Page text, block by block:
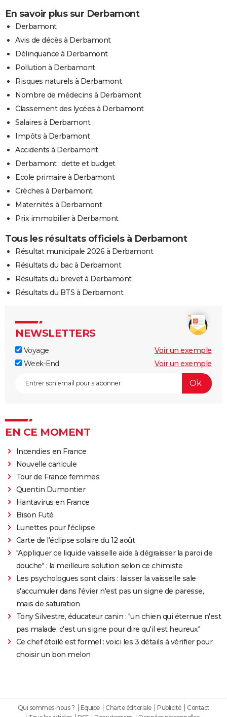
En savoir plus sur Derbamont
Derbamont
Avis de décès à Derbamont
Délinquance à Derbamont
Pollution à Derbamont
Risques naturels à Derbamont
Nombre de médecins à Derbamont
Classement des lycées à Derbamont
Salaires à Derbamont
Impôts à Derbamont
Accidents à Derbamont
Derbamont : dette et budget
Ecole primaire à Derbamont
Crèches à Derbamont
Maternités à Derbamont
Prix immobilier à Derbamont
Tous les résultats officiels à Derbamont
Résultat municipale 2026 à Derbamont
Résultats du bac à Derbamont
Résultats du brevet à Derbamont
Résultats du BTS à Derbamont
NEWSLETTERS
Voyage
Voir un exemple
Week-End
Voir un exemple
EN CE MOMENT
Incendies en France
Nouvelle canicule
Tour de France femmes
Quentin Dumontier
Hantavirus en France
Bison Futé
Lunettes pour l'éclipse
Carte de l'éclipse solaire du 12 août
"Appliquer ce liquide vaisselle aide à dégraisser la paroi de
douche" : la meilleure solution selon ce chimiste
Les psychologues sont clairs : laisser la vaisselle sale
s'accumuler dans l'évier n'est pas un signe de paresse,
mais de saturation
Tony Silvestre, éducateur canin : "un chien qui éternue n'est
pas malade, c'est un signe pour dire qu'il est heureux"
Ce chef étoilé est formel : voici les 3 détails à vérifier pour
choisir un bon melon
Qui sommes-nous ? Equipe Charte éditoriale Publicité
Contact